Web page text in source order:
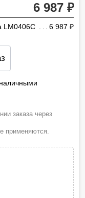
6 987
LM0406C 6 987
заказа через
применяются.